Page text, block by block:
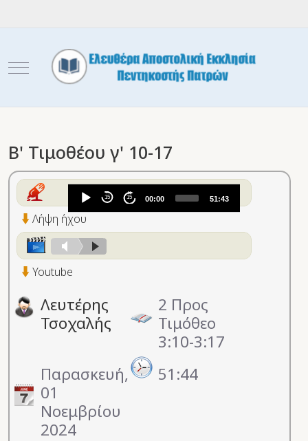
Mobile Menu Toggle
Β' Τιμοθέου γ' 10-17
Audio
Player
15 15 00:00 51:43
Λήψη ήχου
Youtube
Λευτέρης
Τσοχαλής
2 Προς
Τιμόθεο
3:10-3:17
Παρασκευή,
01
Νοεμβρίου
2024
51:44